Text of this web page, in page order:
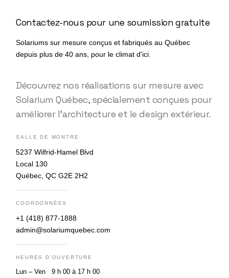
Contactez-nous pour une soumission gratuite
Solariums sur mesure conçus et fabriqués au Québec
depuis plus de 40 ans, pour le climat d'ici.
Découvrez nos réalisations sur mesure avec
Solarium Québec, spécialement conçues pour
améliorer l’architecture et le design extérieur.
SALLE DE MONTRE
5237 Wilfrid-Hamel Blvd
Local 130
Québec, QC G2E 2H2
COORDONNÉES
+1 (418) 877-1888
admin@solariumquebec.com
HEURES D'OUVERTURE
Lun – Ven 9 h 00 à 17 h 00